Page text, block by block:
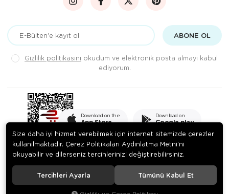
ABONE OL
Gizlilik politikasını okudum ve elektronik posta almayı kabul
ediyorum.
Download on the
App Store
Download on
Google play
© 2020PEKSADE GIDA SANAYİ VE TİCARET LİMİTED ŞİRKETİ
hakları saklıdır.
Size daha iyi hizmet verebilmek için internet sitemizde çerezler
kullanılmaktadır. Çerez Politikaları Aydınlatma Metni’ni
okuyabilir ve dilerseniz tercihlerinizi değiştirebilirsiniz.
Tercihleri Ayarla Tümünü Kabul Et